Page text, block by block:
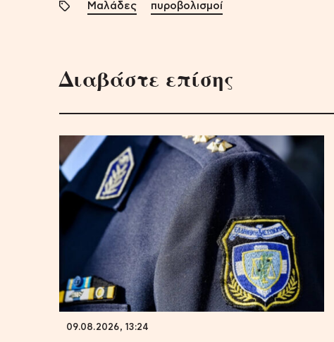
Μαλάδες πυροβολισμοί
Διαβάστε επίσης
09.08.2026, 13:24